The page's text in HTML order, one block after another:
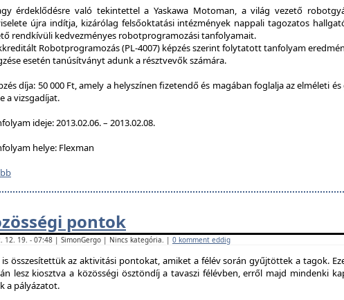
érdeklődésre való tekintettel a Yaskawa Motoman, a világ vezető
újra indítja, kizárólag felsőoktatási intézmények nappali tagozatos
rendkívüli kedvezményes robotprogramozási tanfolyamait.
Robotprogramozás (PL-4007) képzés szerint folytatott tanfolyam
esetén tanúsítványt adunk a résztvevők számára.
díja: 50 000 Ft, amely a helyszínen fizetendő és magában foglalja az elméleti
a vizsgadíjat.
ideje: 2013.02.06. – 2013.02.08.
helye: Flexman
pontok
12. 19. - 07:48 | SimonGergo | Nincs kategória. | 0 komment eddig
összesítettük az aktivitási pontokat, amiket a félév során gyűjtöttek a tagok.
lesz kiosztva a közösségi ösztöndíj a tavaszi félévben, erről majd mindenki
a pályázatot.